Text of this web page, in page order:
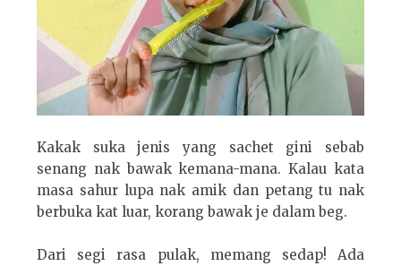
Kakak suka jenis yang sachet gini sebab
senang nak bawak kemana-mana. Kalau kata
masa sahur lupa nak amik dan petang tu nak
berbuka kat luar, korang bawak je dalam beg.
Dari segi rasa pulak, memang sedap! Ada